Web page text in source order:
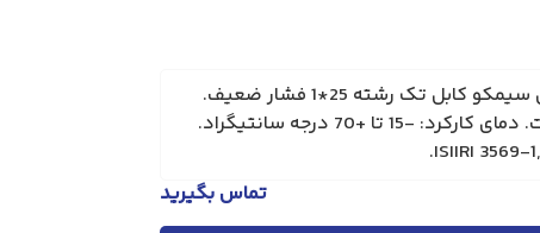
سیم و کابل ‌های ساختمانی سیمکو کابل تک رشته 25*1 فشار ضعیف.
ولتاژ کارکرد: 1-0.6 کیلو ولت. دمای کارکرد: -15 تا +70 درجه سانتیگراد.
تماس بگیرید